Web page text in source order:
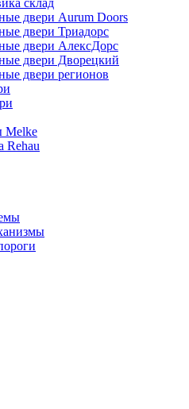
двери Aurum Doors
двери Триадорс
двери АлексДорс
двери Дворецкий
двери регионов
Melke
Rehau